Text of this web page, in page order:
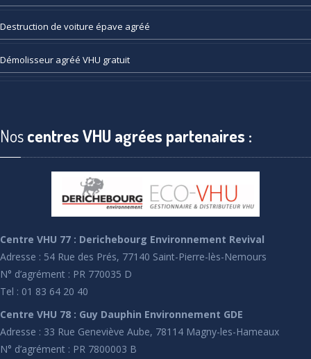
Destruction de voiture épave agréé
Démolisseur agréé VHU gratuit
Noscentres VHU agrées partenaires :
Centre VHU 77 : Derichebourg Environnement Revival
Adresse : 54 Rue des Prés, 77140 Saint-Pierre-lès-Nemours
N° d’agrément : PR 770035 D
Tel : 01 83 64 20 40
Centre VHU 78 : Guy Dauphin Environnement GDE
Adresse : 33 Rue Geneviève Aube, 78114 Magny-les-Hameaux
N° d’agrément : PR 7800003 B